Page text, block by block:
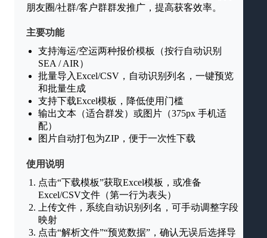
朋友圈/社群/客户群群发推广，提高获客效率。
主要功能
支持海运/空运两种报价模板（按行自动识别
SEA / AIR）
批量导入Excel/CSV，自动识别列名，一键预览
和批量生成
支持下载Excel模板，降低使用门槛
输出文本（适合群发）或图片（375px 手机适
配）
图片自动打包为ZIP，便于一次性下载
使用说明
点击“下载模板”获取Excel模板，或准备
Excel/CSV文件（第一行为表头）
上传文件，系统自动识别列名，可手动调整字段
映射
点击“解析文件”“预览数据”，确认无误后选择导